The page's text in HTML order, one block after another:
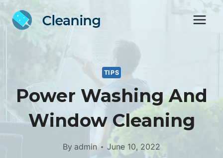
TIPS
Power Washing And
Window Cleaning
By admin June 10, 2022